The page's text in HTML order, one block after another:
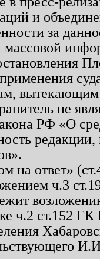
и
за
массовой
вытекающим
не
РФ «О
на ответ»
ч.3
ч.2 ст.152